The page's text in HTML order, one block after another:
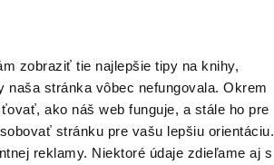
zobraziť tie najlepšie tipy na knihy,
stránka vôbec nefungovala. Okrem
ako náš web funguje, a stále ho pre
stránku pre vašu lepšiu orientáciu.
reklamy. Niektoré údaje zdieľame aj s